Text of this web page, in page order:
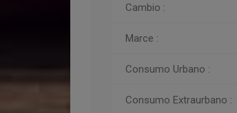
Cambio :
Marce :
Consumo Urbano :
Consumo Extraurbano :